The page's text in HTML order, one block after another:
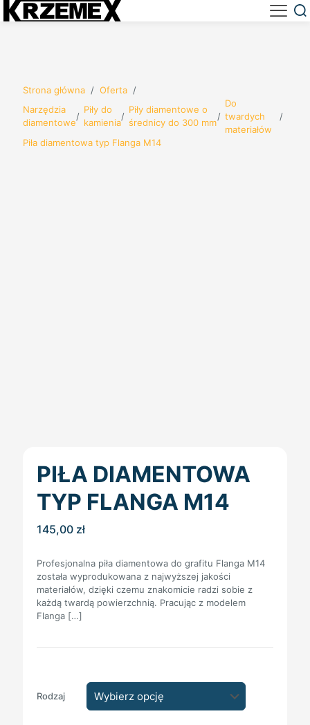
Strona główna / Oferta /
Narzędzia
diamentowe
/
Piły do
kamienia
/
Piły diamentowe o
średnicy do 300 mm
/
Do
twardych
materiałów
/
Piła diamentowa typ Flanga M14
PIŁA DIAMENTOWA
TYP FLANGA M14
145,00 zł
Profesjonalna piła diamentowa do grafitu Flanga M14
została wyprodukowana z najwyższej jakości
materiałów, dzięki czemu znakomicie radzi sobie z
każdą twardą powierzchnią. Pracując z modelem
Flanga […]
Rodzaj